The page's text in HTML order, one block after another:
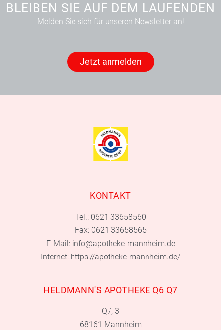
BLEIBEN SIE AUF DEM LAUFENDEN
Melden Sie sich für unseren Newsletter an!
Jetzt anmelden
KONTAKT
Tel.: 0621 33658560
Fax: 0621 33658565
E-Mail: info@apotheke-mannheim.de
Internet: https://apotheke-mannheim.de/
HELDMANN'S APOTHEKE Q6 Q7
Q7, 3
68161 Mannheim